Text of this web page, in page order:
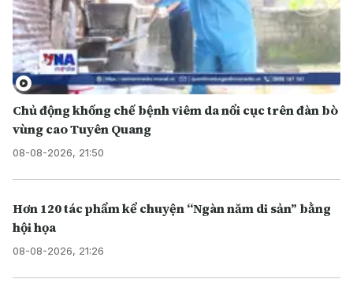
Chủ động khống chế bệnh viêm da nổi cục trên đàn bò
vùng cao Tuyên Quang
08-08-2026, 21:50
Hơn 120 tác phẩm kể chuyện “Ngàn năm di sản” bằng
hội họa
08-08-2026, 21:26